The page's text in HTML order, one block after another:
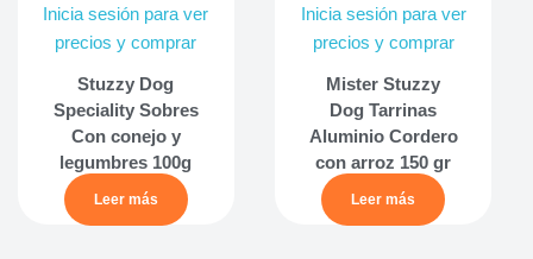
Inicia sesión para ver
precios y comprar
Stuzzy Dog
Speciality Sobres
Con conejo y
legumbres 100g
Leer más
Inicia sesión para ver
precios y comprar
Mister Stuzzy
Dog Tarrinas
Aluminio Cordero
con arroz 150 gr
Leer más